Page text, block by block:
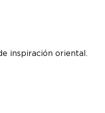
inspiración oriental.